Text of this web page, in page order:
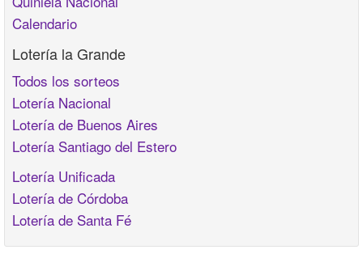
Calendario
Lotería la Grande
Todos los sorteos
Lotería Nacional
Lotería de Buenos Aires
Lotería Santiago del Estero
Lotería Unificada
Lotería de Córdoba
Lotería de Santa Fé